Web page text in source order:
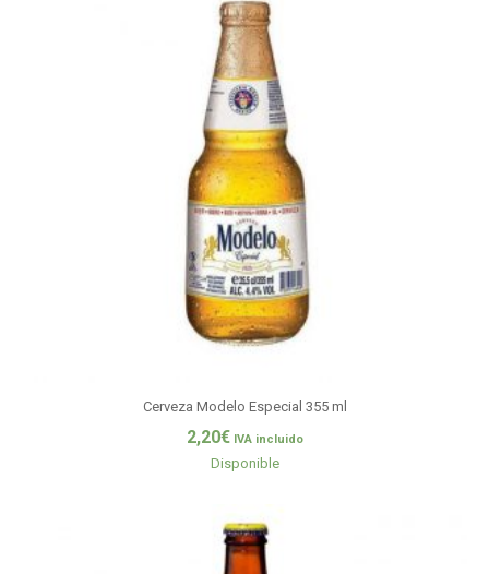
Cerveza Modelo Especial 355 ml
2,20€ IVA incluido
Disponible